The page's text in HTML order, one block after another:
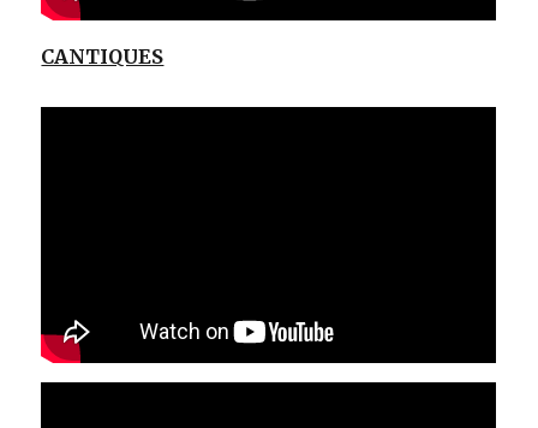
CANTIQUES